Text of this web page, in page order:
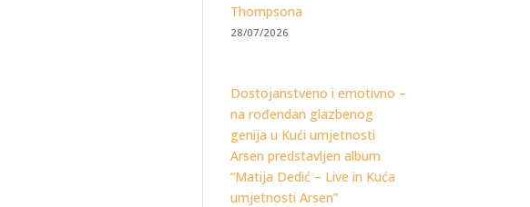
Thompsona
28/07/2026
Dostojanstveno i emotivno –
na rođendan glazbenog
genija u Kući umjetnosti
Arsen predstavljen album
“Matija Dedić – Live in Kuća
umjetnosti Arsen”